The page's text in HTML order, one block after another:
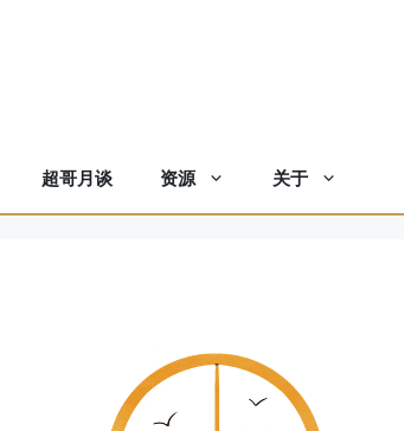
超哥月谈 资源 关于